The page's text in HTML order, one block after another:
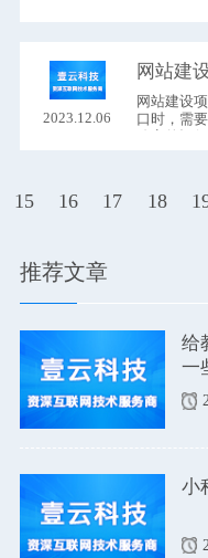
2023.12.06
网站建设​
口时，需
15 16 17 18
推荐文章
给
一
小